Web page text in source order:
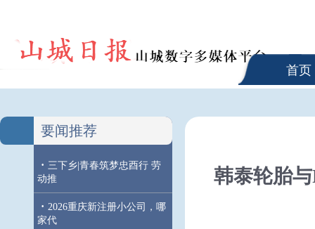
首页
要闻推荐
· 三下乡|青春筑梦忠酉行 劳
动推
· 2026重庆新注册小公司，哪
家代
韩泰轮胎